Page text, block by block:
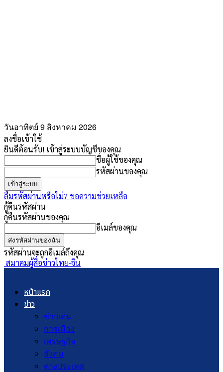
วันอาทิตย์ 9 สิงหาคม 2026
ลงชื่อเข้าใช้
ยินดีต้อนรับ! เข้าสู่ระบบบัญชีของคุณ
ชื่อผู้ใช้ของคุณ
รหัสผ่านของคุณ
ลืมรหัสผ่านหรือไม่? ขอความช่วยเหลือ
กู้คืนรหัสผ่าน
กู้คืนรหัสผ่านของคุณ
อีเมล์ของคุณ
รหัสผ่านจะถูกอีเมล์ถึงคุณ
สมาคมผู้สื่อข่าวไทย-จีน
หน้าแรก
ข่าว
ข่าวเด่น
การเมือง
เศรษฐกิจ
สังคม
ต่างประเทศ